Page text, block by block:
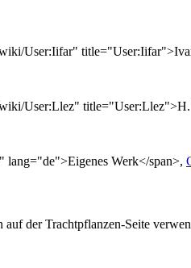
User:Iifar"
User:Llez"
Werk</span>,
der Trachtpflanzen-Seite